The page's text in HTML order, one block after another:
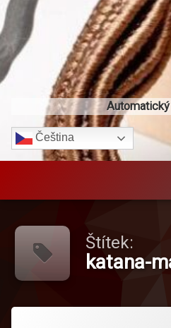
Čeština‎
Štítek:
katana-